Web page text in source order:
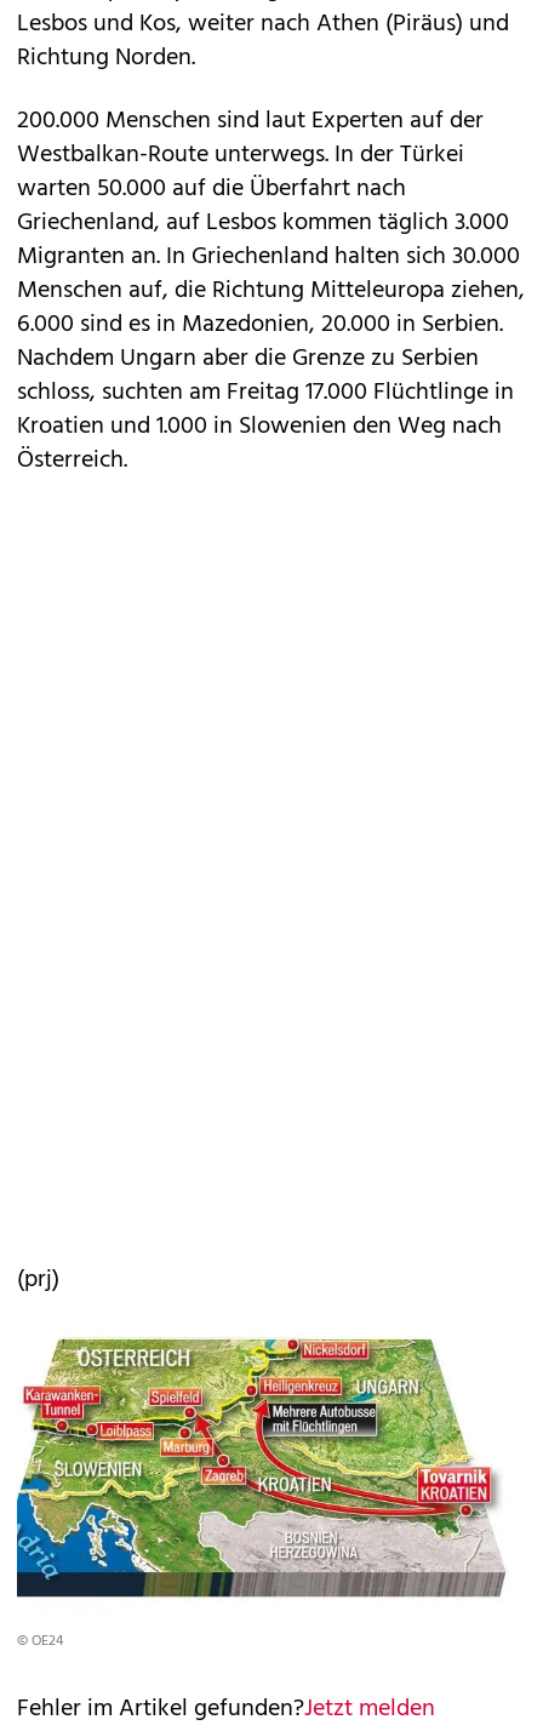
Lesbos und Kos, weiter nach Athen (Piräus) und
Richtung Norden.
200.000 Menschen sind laut Experten auf der
Westbalkan-Route unterwegs. In der Türkei
warten 50.000 auf die Überfahrt nach
Griechenland, auf Lesbos kommen täglich 3.000
Migranten an. In Griechenland halten sich 30.000
Menschen auf, die Richtung Mitteleuropa ziehen,
6.000 sind es in Mazedonien, 20.000 in Serbien.
Nachdem Ungarn aber die Grenze zu Serbien
schloss, suchten am Freitag 17.000 Flüchtlinge in
Kroatien und 1.000 in Slowenien den Weg nach
Österreich.
(prj)
© OE24
Fehler im Artikel gefunden?Jetzt melden